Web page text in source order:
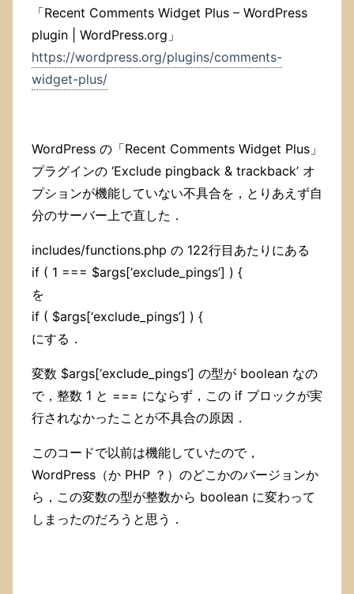
し
ま
問
題
方
へ
の
「Recent Comments Widget Plus – WordPress
plugin | WordPress.org」
https://wordpress.org/plugins/comments-
widget-plus/
WordPress の「Recent Comments Widget Plus」
プラグインの ‘Exclude pingback & trackback’ オ
プションが機能していない不具合を，とりあえず自
分のサーバー上で直した．
includes/functions.php の 122行目あたりにある
if ( 1 === $args[‘exclude_pings’] ) {
を
if ( $args[‘exclude_pings’] ) {
にする．
変数 $args[‘exclude_pings’] の型が boolean なの
で，整数 1 と === にならず，この if ブロックが実
行されなかったことが不具合の原因．
このコードで以前は機能していたので，
WordPress（か PHP ？）のどこかのバージョンか
ら，この変数の型が整数から boolean に変わって
しまったのだろうと思う．